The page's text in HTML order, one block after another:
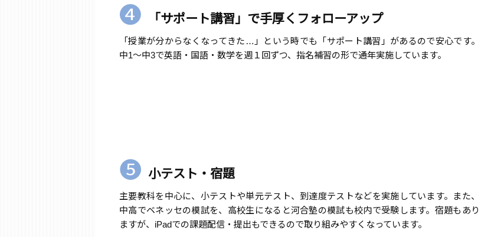
❹ 「サポート講習」で手厚くフォローアップ
「授業が分からなくなってきた…」という時でも「サポート講習」があるので安心です。
中1～中3で英語・国語・数学を週１回ずつ、指名補習の形で通年実施しています。
❺ 小テスト・宿題
主要教科を中心に、小テストや単元テスト、到達度テストなどを実施しています。また、
中高でベネッセの模試を、高校生になると河合塾の模試も校内で受験します。宿題もあり
ますが、iPadでの課題配信・提出もできるので取り組みやすくなっています。